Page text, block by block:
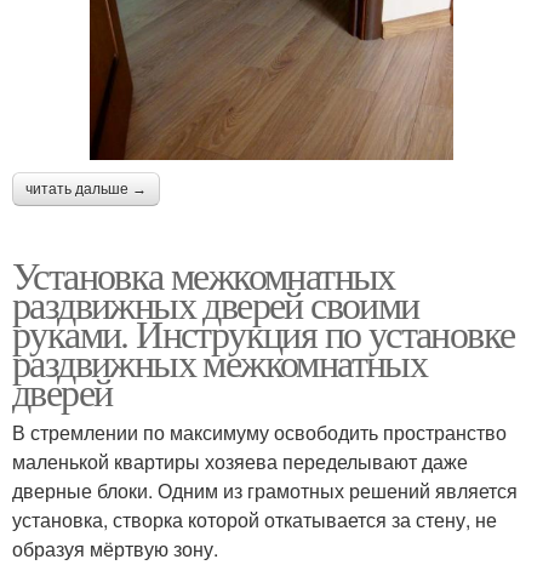
читать дальше →
Установка межкомнатных
раздвижных дверей своими
руками. Инструкция по установке
раздвижных межкомнатных
дверей
В стремлении по максимуму освободить пространство
маленькой квартиры хозяева переделывают даже
дверные блоки. Одним из грамотных решений является
установка, створка которой откатывается за стену, не
образуя мёртвую зону.